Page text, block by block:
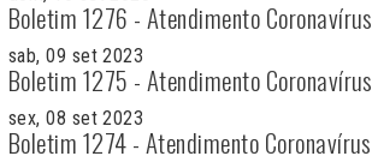
Boletim 1276 - Atendimento Coronavírus
sab, 09 set 2023
Boletim 1275 - Atendimento Coronavírus
sex, 08 set 2023
Boletim 1274 - Atendimento Coronavírus